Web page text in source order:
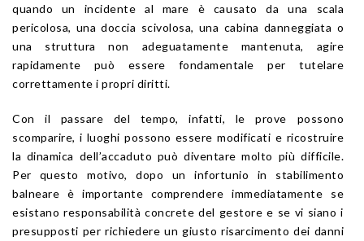
quando un incidente al mare è causato da una scala
pericolosa, una doccia scivolosa, una cabina danneggiata o
una struttura non adeguatamente mantenuta, agire
rapidamente può essere fondamentale per tutelare
correttamente i propri diritti.
Con il passare del tempo, infatti, le prove possono
scomparire, i luoghi possono essere modificati e ricostruire
la dinamica dell’accaduto può diventare molto più difficile.
Per questo motivo, dopo un infortunio in stabilimento
balneare è importante comprendere immediatamente se
esistano responsabilità concrete del gestore e se vi siano i
presupposti per richiedere un giusto risarcimento dei danni